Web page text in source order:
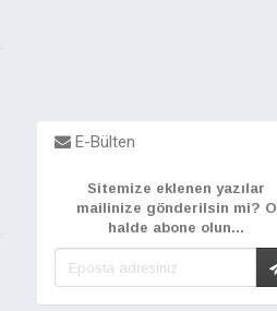
E-Bülten
Sitemize eklenen yazılar
mailinize gönderilsin mi? O
halde abone olun...